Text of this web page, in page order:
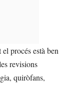
procés està ben
revisions
quiròfans,